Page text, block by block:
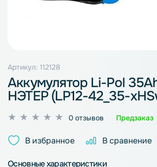
Артикул: 112128
Аккумулятор Li-Pol
НЭТЕР (LP12-42_35-
Оценка
из
0 отзывов Предзаказ
В избранное В сравнение
Основные характеристики